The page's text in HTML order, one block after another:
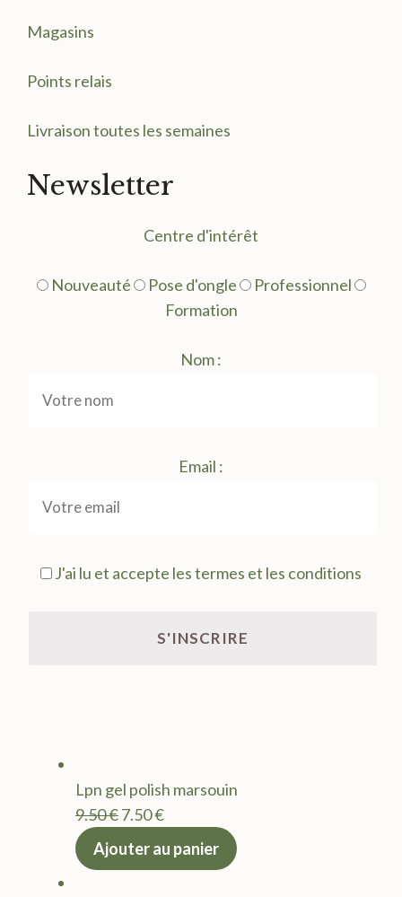
Magasins
Points relais
Livraison toutes les semaines
Newsletter
Centre d'intérêt
Nouveauté Pose d'ongle
Professionnel
Formation
Nom :
Email :
J'ai lu et accepte les termes et les conditions
Lpn gel polish marsouin
9.50€Le
prix
7.50€Le
actuel
Ajouter au panier